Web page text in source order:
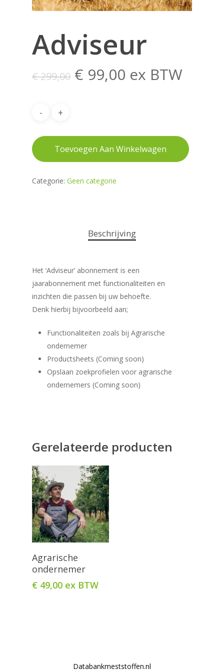
Adviseur
€299,00 Oorspronkelijke
€ 99,00 Huidige
ex BTW
Toevoegen Aan Winkelwagen
Categorie: Geen categorie
Beschrijving
Het ‘Adviseur’ abonnement is een
jaarabonnement met functionaliteiten en
inzichten die passen bij uw behoefte.
Denk hierbij bijvoorbeeld aan;
Functionaliteiten zoals bij Agrarische
ondernemer
Productsheets (Coming soon)
Opslaan zoekprofielen voor agrarische
ondernemers (Coming soon)
Gerelateerde producten
Toevoegen
Aan Winkelwagen
Agrarische
ondernemer
€ 49,00 ex BTW
Databankmeststoffen.nl